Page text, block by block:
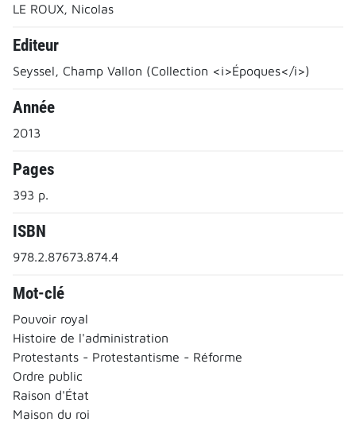
LE ROUX, Nicolas
Editeur
Seyssel, Champ Vallon (Collection <i>Époques</i>)
Année
2013
Pages
393 p.
ISBN
978.2.87673.874.4
Mot-clé
Pouvoir royal
Histoire de l'administration
Protestants - Protestantisme - Réforme
Ordre public
Raison d'État
Maison du roi